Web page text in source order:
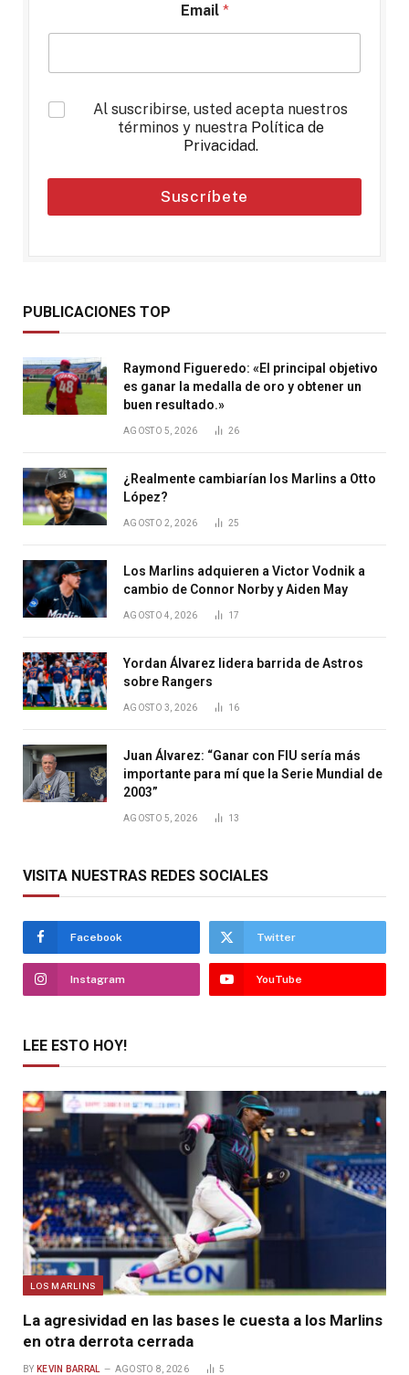
Email *
*
Al suscribirse, usted acepta nuestros
términos y nuestra Política de
Privacidad.
Suscríbete
PUBLICACIONES TOP
Raymond Figueredo: «El principal objetivo
es ganar la medalla de oro y obtener un
buen resultado.»
AGOSTO 5, 2026 26
¿Realmente cambiarían los Marlins a Otto
López?
AGOSTO 2, 2026 25
Los Marlins adquieren a Victor Vodnik a
cambio de Connor Norby y Aiden May
AGOSTO 4, 2026 17
Yordan Álvarez lidera barrida de Astros
sobre Rangers
AGOSTO 3, 2026 16
Juan Álvarez: “Ganar con FIU sería más
importante para mí que la Serie Mundial de
2003”
AGOSTO 5, 2026 13
VISITA NUESTRAS REDES SOCIALES
Facebook Twitter
Instagram YouTube
LEE ESTO HOY!
LOS MARLINS
La agresividad en las bases le cuesta a los Marlins
en otra derrota cerrada
BY KEVIN BARRAL AGOSTO 8, 2026 5